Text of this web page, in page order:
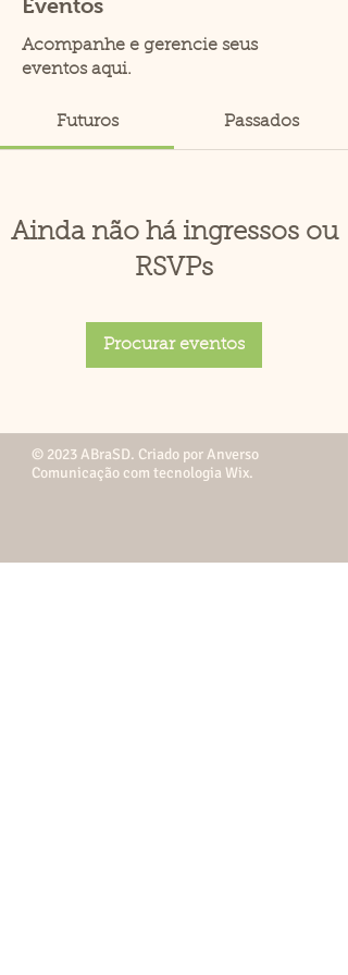
Eventos
Acompanhe e gerencie seus
eventos aqui.
Futuros Passados
Ainda não há ingressos ou
RSVPs
Procurar eventos
© 2023 ABraSD. Criado por Anverso
Comunicação com tecnologia Wix.